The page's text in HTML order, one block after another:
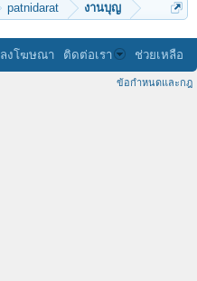
patnidarat งานบุญ
ลงโฆษณา ติดต่อเรา ช่วยเหลือ
ข้อกำหนดและกฎ